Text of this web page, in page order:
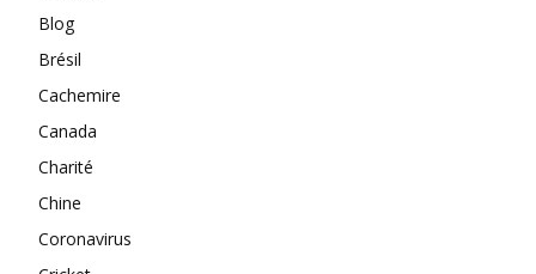
Blog
Brésil
Cachemire
Canada
Charité
Chine
Coronavirus